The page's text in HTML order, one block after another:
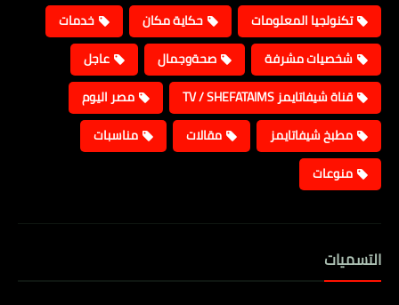
تكنولجيا المعلومات
حكاية مكان
خدمات
شخصيات مشرفة
صحةوجمال
عاجل
قناة شيفاتايمز TV / SHEFATAIMS
مصر اليوم
مطبخ شيفاتايمز
مقالات
مناسبات
منوعات
التسميات